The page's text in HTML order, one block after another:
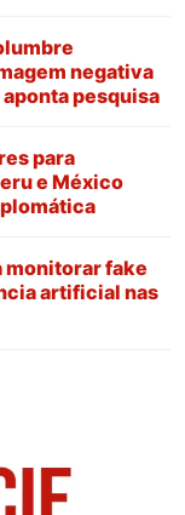
negativa
pesquisa
para
e México
monitorar fake
artificial nas